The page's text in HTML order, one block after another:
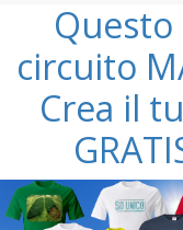
circuito
Crea il